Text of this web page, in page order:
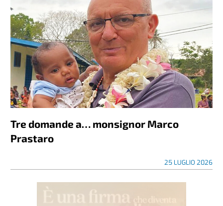
Tre domande a… monsignor Marco
Prastaro
25 LUGLIO 2026